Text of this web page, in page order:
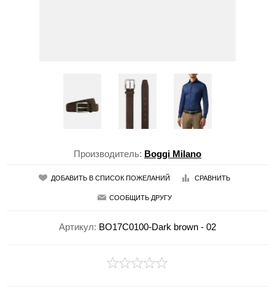
Производитель: Boggi Milano
ДОБАВИТЬ В СПИСОК ПОЖЕЛАНИЙ СРАВНИТЬ
СООБЩИТЬ ДРУГУ
Артикул: BO17C0100-Dark brown - 02